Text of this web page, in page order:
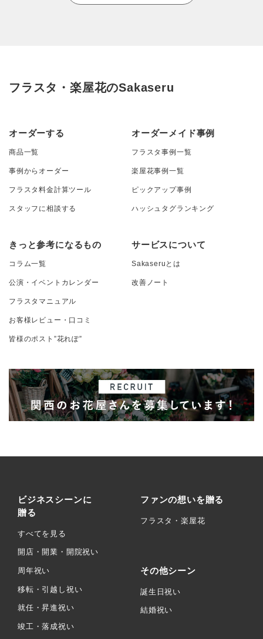
フラスタ・楽屋花のSakaseru
オーダーする
商品一覧
事例からオーダー
フラスタ料金計算ツール
スタッフに相談する
オーダーメイド事例
フラスタ事例一覧
楽屋花事例一覧
ピックアップ事例
ハッシュタグランキング
きっと参考になるもの
コラム一覧
公演・イベントカレンダー
フラスタマニュアル
お客様レビュー・口コミ
皆様のポスト”花れぽ”
サービスについて
Sakaseruとは
改善ノート
ビジネスシーンに
贈る
すべてを見る
開店・開業・開院祝い
周年祝い
移転・引越し祝い
就任・昇進祝い
竣工・落成祝い
ファンの想いを贈る
フラスタ・楽屋花
その他シーン
誕生日祝い
結婚祝い